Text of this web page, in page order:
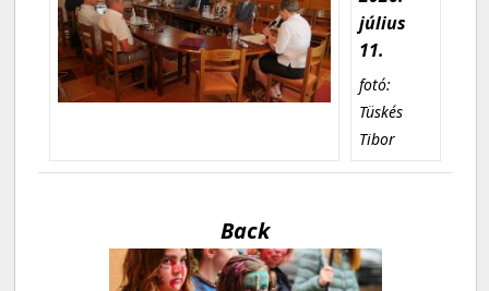
július
11.
fotó:
Tüskés
Tibor
Back